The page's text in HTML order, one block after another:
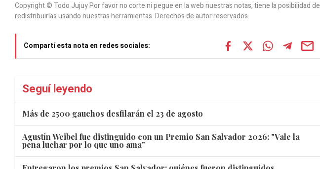
Copyright © Todo Jujuy Por favor no corte ni pegue en la web nuestras notas, tiene la posibilidad de
redistribuirlas usando nuestras herramientas. Derechos de autor reservados.
Compartí esta nota en redes sociales:
Seguí leyendo
Más de 2500 gauchos desfilarán el 23 de agosto
Agustín Weibel fue distinguido con un Premio San Salvador 2026: "Vale la
pena luchar por lo que uno ama"